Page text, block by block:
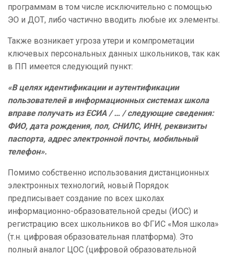
программам в том числе исключительно с помощью
ЭО и ДОТ, либо частично вводить любые их элементы.
Также возникает угроза утери и компрометации
ключевых персональных данных школьников, так как
в ПП имеется следующий пункт:
«В целях идентификации и аутентификации
пользователей в информационных системах школа
вправе получать из ЕСИА / … / следующие сведения:
ФИО, дата рождения, пол, СНИЛС, ИНН, реквизиты
паспорта, адрес электронной почты, мобильный
телефон».
Помимо собственно использования дистанционных
электронных технологий, новый Порядок
предписывает создание по всех школах
информационно-образовательной среды (ИОС) и
регистрацию всех школьников во ФГИС «Моя школа»
(т.н. цифровая образовательная платформа). Это
полный аналог ЦОС (цифровой образовательной